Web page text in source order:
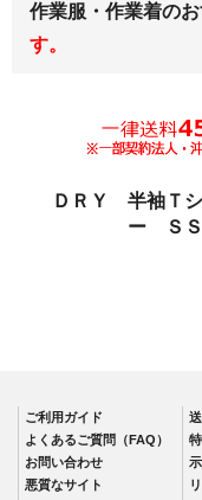
秋冬長
ア
春夏長
秋冬長袖
食品産
クリー
作業服・作業着のお
す。
ＤＲＹ 半袖Ｔ
ー ＳＳ
ご利用ガイド
よくあるご質問（FAQ）
お問い合わせ
悪質なサイト
示